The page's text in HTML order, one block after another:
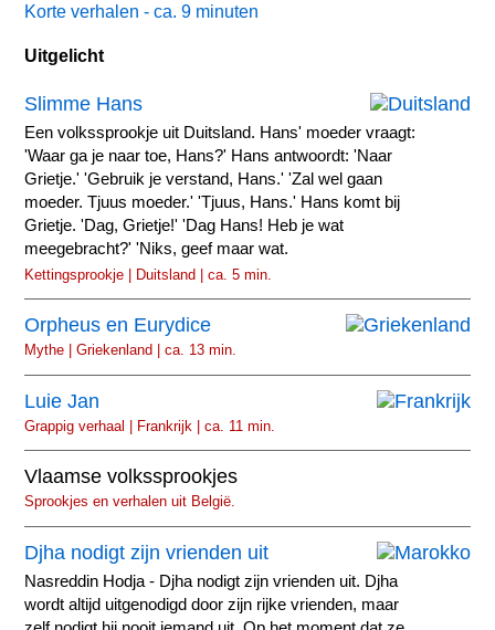
Korte verhalen - ca. 9 minuten
Uitgelicht
Slimme Hans
Een volkssprookje uit Duitsland. Hans' moeder vraagt:
'Waar ga je naar toe, Hans?' Hans antwoordt: 'Naar
Grietje.' 'Gebruik je verstand, Hans.' 'Zal wel gaan
moeder. Tjuus moeder.' 'Tjuus, Hans.' Hans komt bij
Grietje. 'Dag, Grietje!' 'Dag Hans! Heb je wat
meegebracht?' 'Niks, geef maar wat.
Kettingsprookje | Duitsland | ca. 5 min.
Orpheus en Eurydice
Mythe | Griekenland | ca. 13 min.
Luie Jan
Grappig verhaal | Frankrijk | ca. 11 min.
Vlaamse volkssprookjes
Sprookjes en verhalen uit België.
Djha nodigt zijn vrienden uit
Nasreddin Hodja - Djha nodigt zijn vrienden uit. Djha
wordt altijd uitgenodigd door zijn rijke vrienden, maar